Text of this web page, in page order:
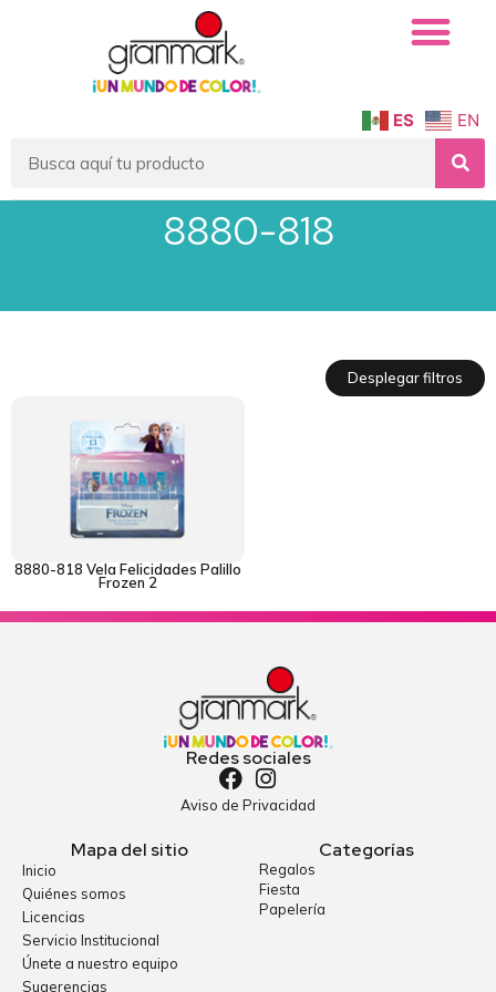
ES EN
8880-818
Desplegar filtros
8880-818 Vela Felicidades Palillo
Frozen 2
Redes sociales
Aviso de Privacidad
Mapa del sitio
Inicio
Quiénes somos
Licencias
Servicio Institucional
Únete a nuestro equipo
Sugerencias
Categorías
Regalos
Fiesta
Papelería